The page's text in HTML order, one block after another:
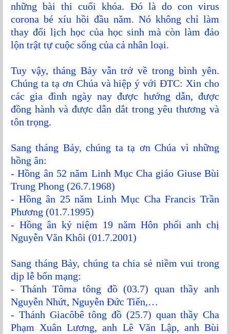
những bài thi cuối khóa. Đó là do con virus
corona bé xíu hồi đầu năm. Nó không chỉ làm
thay đổi lịch học của học sinh mà còn làm đảo
lộn trật tự cuộc sống của cả nhân loại.
Tuy vậy, tháng Bảy vẫn trở về trong bình yên.
Chúng ta tạ ơn Chúa và hiệp ý với ĐTC: Xin cho
các gia đình ngày nay được hướng dẫn, được
đồng hành và được dẫn dắt trong yêu thương và
tôn trọng.
Sang tháng Bảy, chúng ta tạ ơn Chúa vì những
hồng ân:
- Hồng ân 52 năm Linh Mục Cha giáo Giuse Bùi
Trung Phong (26.7.1968)
- Hồng ân 25 năm Linh Mục Cha Francis Trần
Phương (01.7.1995)
- Hồng ân kỷ niệm 19 năm Hôn phốianh chị
Nguyễn Văn Khôi (01.7.2001)
Sang tháng Bảy, chúng ta chia sẻ niềm vui trong
dịp lễ bổn mạng:
- Thánh Tôma tông đồ (03.7) quan thầy anh
Nguyễn Nhứt, Nguyễn Đức Tiến,…
- Thánh Giacôbê tông đồ (25.7) quan thầy Cha
Phạm Xuân Lương, anh Lê Văn Lập, anh Bùi